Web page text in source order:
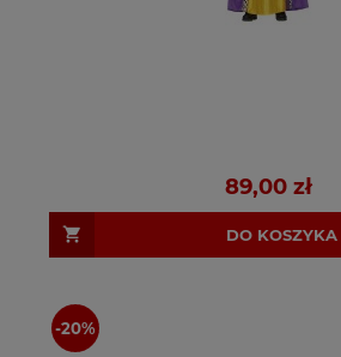
89,00 zł
DO KOSZYKA